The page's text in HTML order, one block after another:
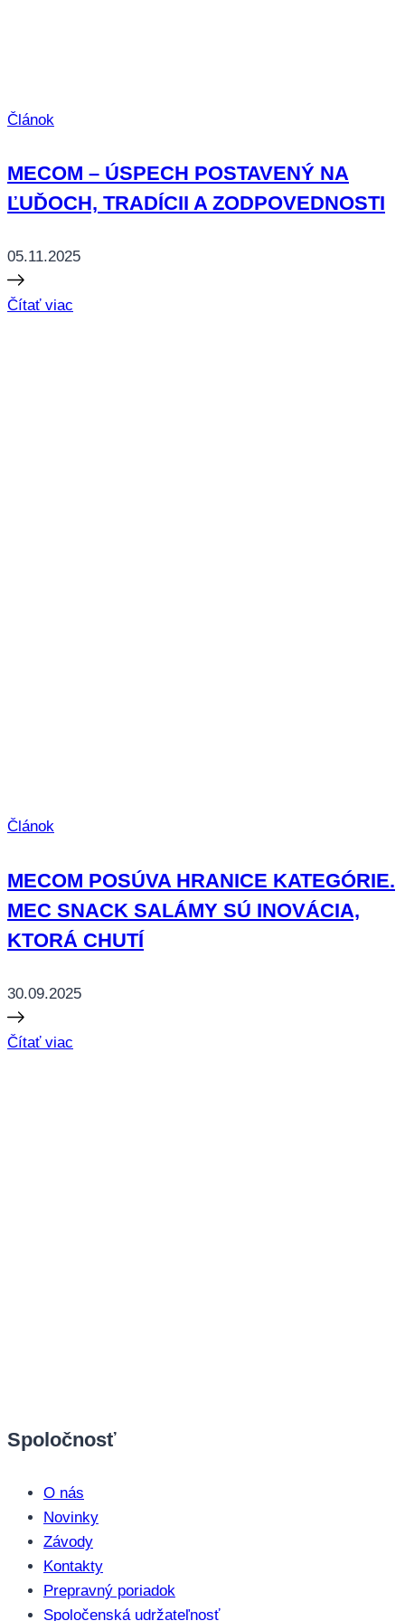
Článok
MECOM – ÚSPECH POSTAVENÝ NA
ĽUĎOCH, TRADÍCII A ZODPOVEDNOSTI
05.11.2025
Čítať viac
Článok
MECOM POSÚVA HRANICE KATEGÓRIE.
MEC SNACK SALÁMY SÚ INOVÁCIA,
KTORÁ CHUTÍ
30.09.2025
Čítať viac
Spoločnosť
O nás
Novinky
Závody
Kontakty
Prepravný poriadok
Spoločenská udržateľnosť